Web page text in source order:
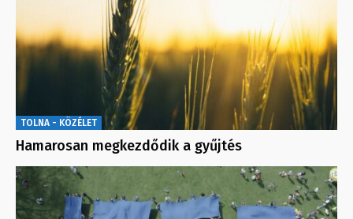
TOLNA - KÖZÉLET
Hamarosan megkezdődik a gyűjtés